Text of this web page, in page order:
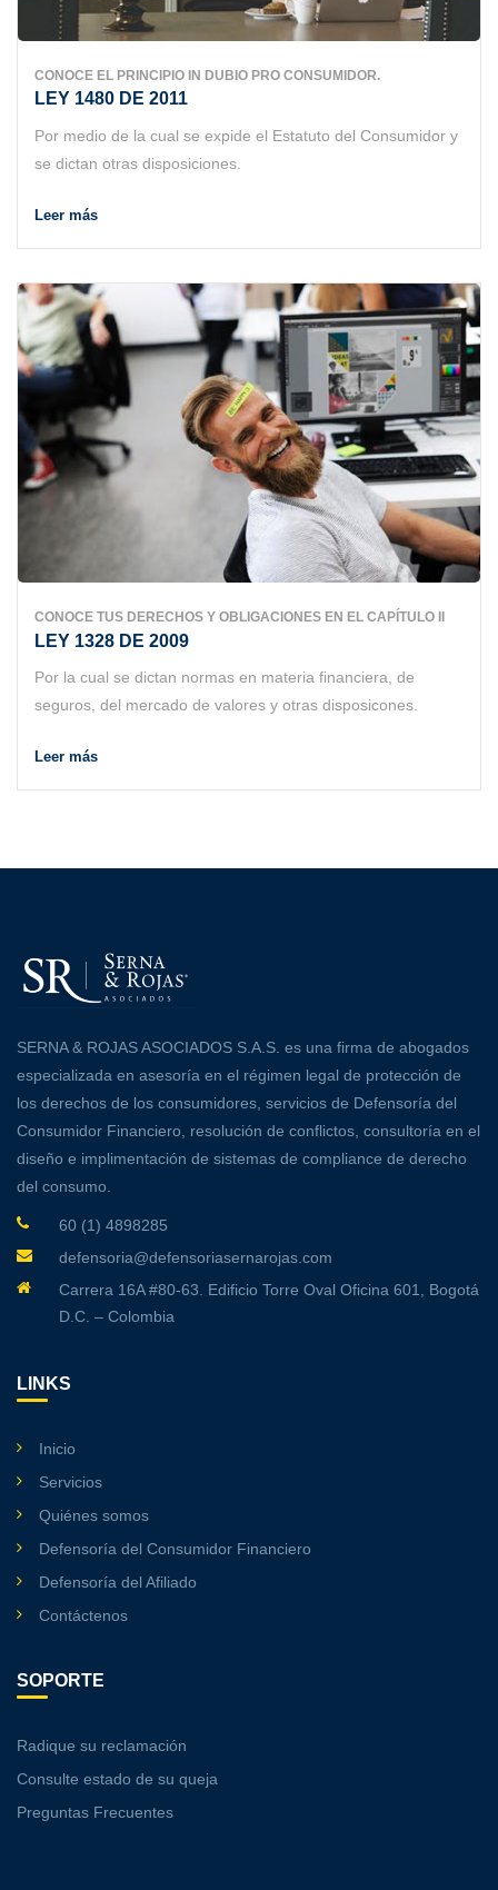
CONOCE EL PRINCIPIO IN DUBIO PRO CONSUMIDOR.
LEY 1480 DE 2011
Por medio de la cual se expide el Estatuto del Consumidor y
se dictan otras disposiciones.
Leer más
CONOCE TUS DERECHOS Y OBLIGACIONES EN EL CAPÍTULO II
LEY 1328 DE 2009
Por la cual se dictan normas en materia financiera, de
seguros, del mercado de valores y otras disposicones.
Leer más
SERNA & ROJAS ASOCIADOS S.A.S. es una firma de abogados
especializada en asesoría en el régimen legal de protección de
los derechos de los consumidores, servicios de Defensoría del
Consumidor Financiero, resolución de conflictos, consultoría en el
diseño e implimentación de sistemas de compliance de derecho
del consumo.
60 (1) 4898285
defensoria@defensoriasernarojas.com
Carrera 16A #80-63. Edificio Torre Oval Oficina 601, Bogotá
D.C. – Colombia
LINKS
Inicio
Servicios
Quiénes somos
Defensoría del Consumidor Financiero
Defensoría del Afiliado
Contáctenos
SOPORTE
Radique su reclamación
Consulte estado de su queja
Preguntas Frecuentes